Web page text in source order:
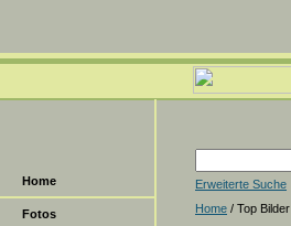
Home
Fotos
Erweiterte Suche
Home / Top Bilder